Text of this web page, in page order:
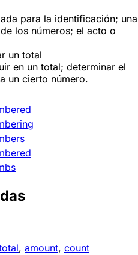
para la identificación; una
los números; el acto o
un total
en un total; determinar el
un cierto número.
, amount, count